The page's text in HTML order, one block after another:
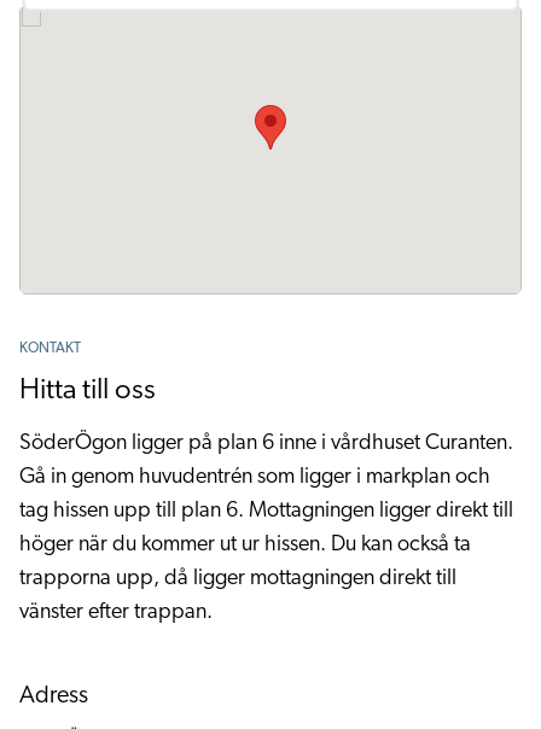
KONTAKT
Hitta till oss
SöderÖgon ligger på plan 6 inne i vårdhuset Curanten.
Gå in genom huvudentrén som ligger i markplan och
tag hissen upp till plan 6. Mottagningen ligger direkt till
höger när du kommer ut ur hissen. Du kan också ta
trapporna upp, då ligger mottagningen direkt till
vänster efter trappan.
Adress